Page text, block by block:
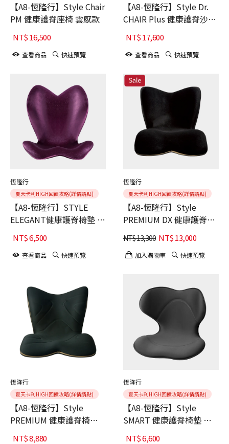
【A8-恆隆行】Style Chair
PM 健康護脊座椅 雲感款
NT$16,500
查看商品 快速預覽
【A8-恆隆行】Style Dr.
CHAIR Plus 健康護脊沙發
和式款
NT$17,600
查看商品 快速預覽
恆隆行
夏天卡利HIGH回饋攻略(詳情請點)
【A8-恆隆行】STYLE
ELEGANT健康護脊椅墊 高
背款
NT$6,500
查看商品 快速預覽
恆隆行
夏天卡利HIGH回饋攻略(詳情請點)
【A8-恆隆行】Style
PREMIUM DX 健康護脊椅
墊(尊爵黑)
NT$13,300 NT$13,000
加入購物車 快速預覽
恆隆行
夏天卡利HIGH回饋攻略(詳情請點)
【A8-恆隆行】Style
PREMIUM 健康護脊椅墊
舒適款
NT$8,880
恆隆行
夏天卡利HIGH回饋攻略(詳情請點)
【A8-恆隆行】Style
SMART 健康護脊椅墊 輕
奢款
NT$6,600